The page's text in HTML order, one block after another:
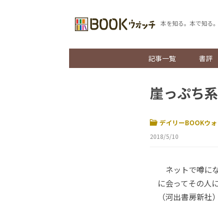
本を知る。本で知る。
記事一覧 書評
崖っぷち
デイリーBOOKウ
2018/5/10
ネットで噂に
に会ってその人
（河出書房新